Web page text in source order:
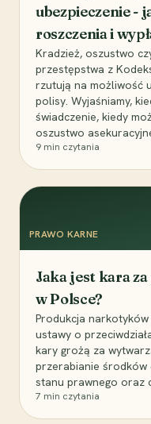
ubezpieczenie -
roszczenia i
Kradzież, oszustwo
przestępstwa z
rzutują na możliwość
polisy. Wyjaśniamy,
świadczenie, kiedy
oszustwo
9 min czytania
PRAWO KARNE
Jaka jest kara
w Polsce?
Produkcja
ustawy o
kary grożą za
przerabianie środków
stanu prawnego oraz
7 min czytania